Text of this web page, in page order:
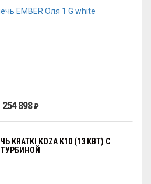
254 898₽
KRATKI KOZA K10 (13 КВТ) С
ТУРБИНОЙ